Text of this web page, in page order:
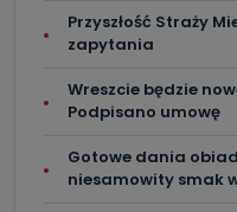
Wielkopolski (63-400) przy
Państwa dane?
Ostrów Wielkopolski (63-
przekazuje Państwa
trzecim, jak również nie są
Przyszłość Straży
zapytania
Wreszcie będzie
Podpisano umowę
Gotowe dania
niesamowity smak